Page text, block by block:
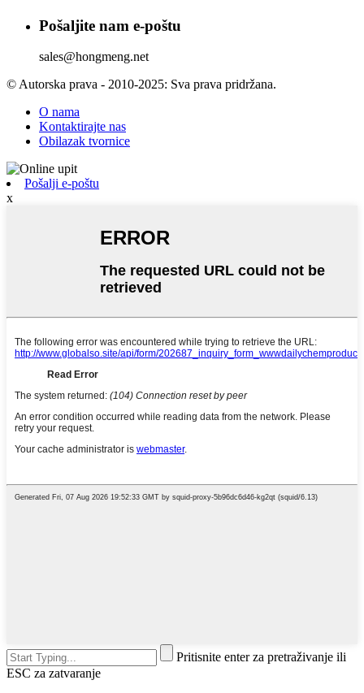
Pošaljite nam e-poštu
sales@hongmeng.net
© Autorska prava - 2010-2025: Sva prava pridržana.
O nama
Kontaktirajte nas
Obilazak tvornice
Pošalji e-poštu
x
Pritisnite enter za pretraživanje ili
ESC za zatvaranje